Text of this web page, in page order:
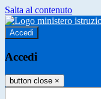
Salta al contenuto
Accedi
Accedi
button close ×